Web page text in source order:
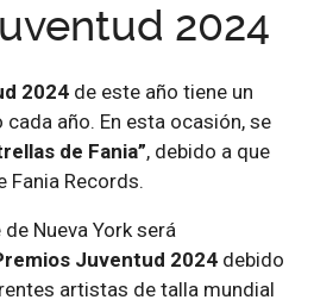
2024
2024 de este año tiene un
año. En esta ocasión, se
de Fania”, debido a que
Fania Records.
Nueva York será
Juventud 2024 debido
artistas de talla mundial